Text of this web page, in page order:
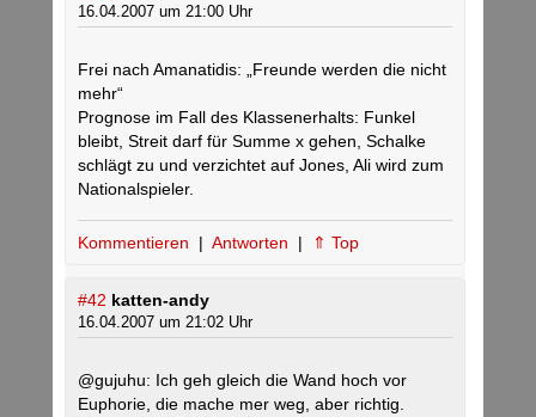
16.04.2007 um 21:00 Uhr
Frei nach Amanatidis: „Freunde werden die nicht
mehr“
Prognose im Fall des Klassenerhalts: Funkel
bleibt, Streit darf für Summe x gehen, Schalke
schlägt zu und verzichtet auf Jones, Ali wird zum
Nationalspieler.
Kommentieren | Antworten | ⇑ Top
#42 katten-andy
16.04.2007 um 21:02 Uhr
@gujuhu: Ich geh gleich die Wand hoch vor
Euphorie, die mache mer weg, aber richtig.